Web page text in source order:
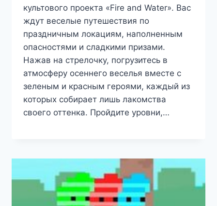
культового проекта «Fire and Water». Вас
ждут веселые путешествия по
праздничным локациям, наполненным
опасностями и сладкими призами.
Нажав на стрелочку, погрузитесь в
атмосферу осеннего веселья вместе с
зеленым и красным героями, каждый из
которых собирает лишь лакомства
своего оттенка. Пройдите уровни,…